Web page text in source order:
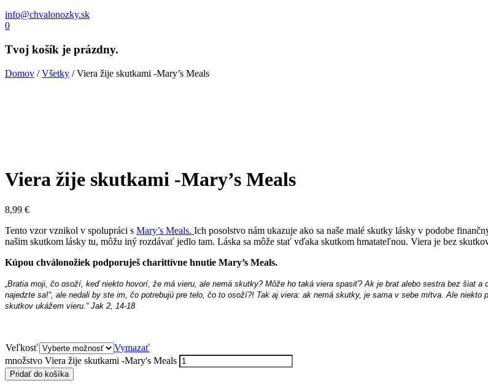
info@chvalonozky.sk
0
Tvoj košík je prázdny.
Domov /Všetky / Viera žije skutkami -Mary’s Meals
Viera žije skutkami -Mary’s Meals
8,99 €
Tento vzor vznikol v spolupráci s Mary’s Meals. Ich posolstvo nám ukazuje ako sa naše malé skutky lásky v podobe
našim skutkom lásky tu, môžu iný rozdávať jedlo tam. Láska sa môže stať vďaka skutkom hmatateľnou. Viera je bez
Kúpou chválonožiek podporuješ charittívne hnutie Mary’s Meals.
„Bratia moji, čo osoží, keď niekto hovorí, že má vieru, ale nemá skutky? Môže ho taká viera spasiť? Ak je brat alebo sestra bez šiat a
najedzte sa!“, ale nedali by ste im, čo potrebujú pre telo, čo to osoží?! Tak aj viera: ak nemá skutky, je sama v sebe mŕtva. Ale
skutkov ukážem vieru.“ Jak 2, 14-18
Veľkosť
Vymazať
množstvo Viera žije skutkami -Mary's Meals
Pridať do košíka